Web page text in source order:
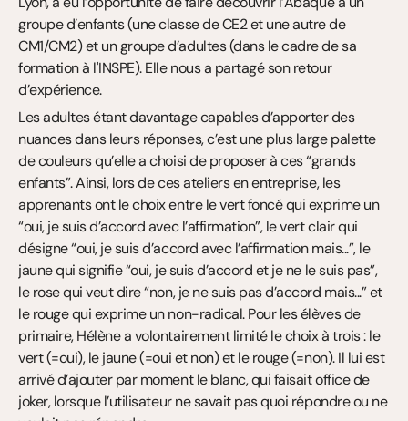
groupe d’enfants (une classe de CE2 et une autre de
CM1/CM2) et un groupe d’adultes (dans le cadre de sa
formation à l'INSPE). Elle nous a partagé son retour
d’expérience.
Les adultes étant davantage capables d’apporter des
nuances dans leurs réponses, c’est une plus large palette
de couleurs qu’elle a choisi de proposer à ces “grands
enfants”. Ainsi, lors de ces ateliers en entreprise, les
apprenants ont le choix entre le vert foncé qui exprime un
“oui, je suis d’accord avec l’affirmation”, le vert clair qui
désigne “oui, je suis d’accord avec l’affirmation mais...”, le
jaune qui signifie “oui, je suis d’accord et je ne le suis pas”,
le rose qui veut dire “non, je ne suis pas d’accord mais...” et
le rouge qui exprime un non-radical. Pour les élèves de
primaire, Hélène a volontairement limité le choix à trois : le
vert (=oui), le jaune (=oui et non) et le rouge (=non). Il lui est
arrivé d’ajouter par moment le blanc, qui faisait office de
joker, lorsque l’utilisateur ne savait pas quoi répondre ou ne